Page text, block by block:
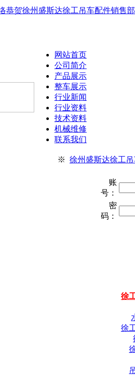
恭贺徐州盛斯达徐工吊车配件销售
网站首页
公司简介
产品展示
整车展示
行业新闻
行业资料
技术资料
机械维修
联系我们
※ 徐州盛斯达徐工
账
号：
密
码：
徐
徐